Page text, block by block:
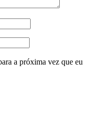
a próxima vez que eu